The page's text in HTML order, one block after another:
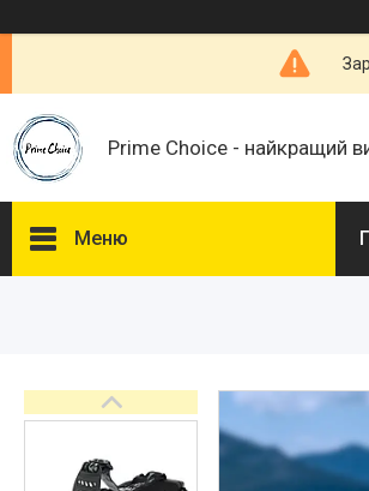
Prime Choice - найкращий
Меню
Договір публічної оферти
Відгуки